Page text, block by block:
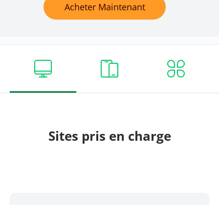
Acheter Maintenant
Sites pris en charge